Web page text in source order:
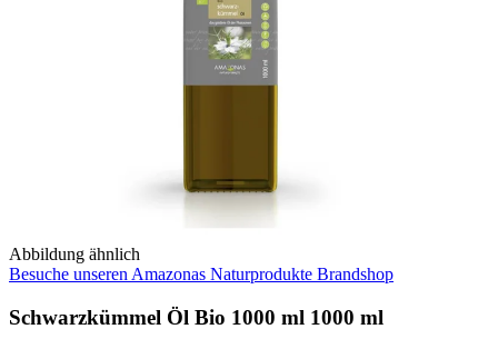
Abbildung ähnlich
Besuche unseren Amazonas Naturprodukte Brandshop
Schwarzkümmel Öl Bio 1000 ml 1000 ml